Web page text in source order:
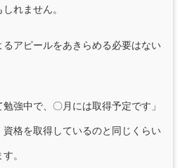
れません。
アピールをあきらめる必要はない
強中で、〇月には取得予定です」
格を取得しているのと同じくらい
。